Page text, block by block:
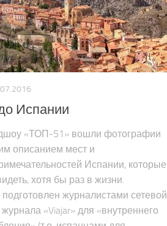
Испании
«ТОП-51» вошли фотографии
описанием мест и
Испании, которые
хотя бы раз в жизни.
журналистами сетевой
«Viajar» для «внутреннего